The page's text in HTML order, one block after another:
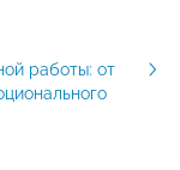
работы: от